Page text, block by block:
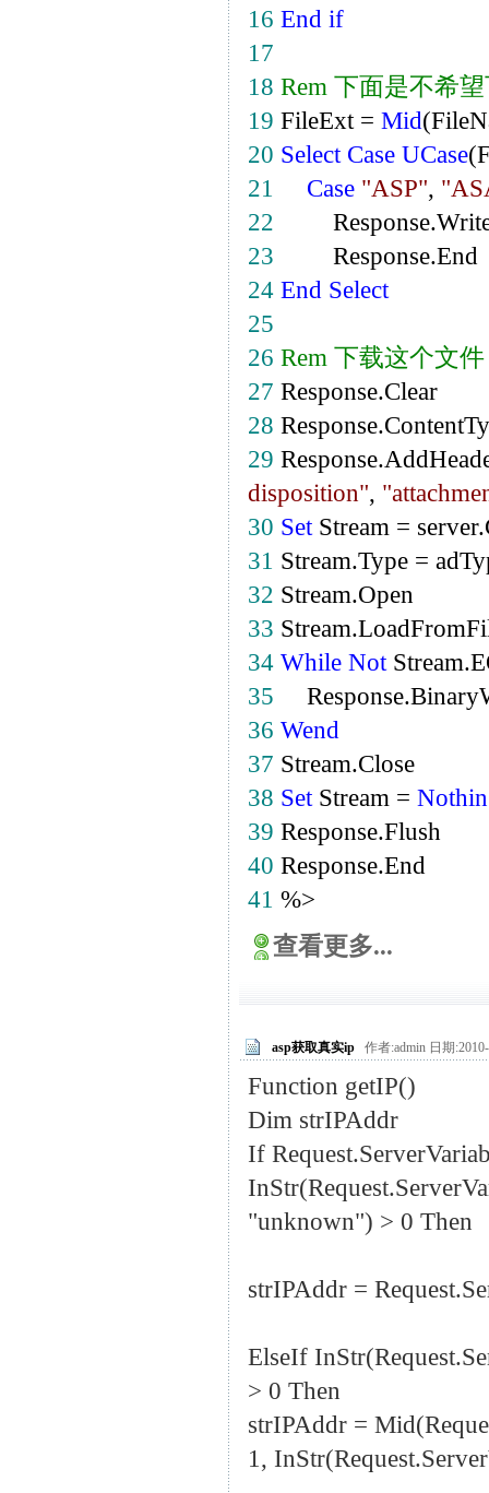
16 End if
17
18 Rem 下面是不希
19 FileExt = Mid
20 Select Case UCase
21
Case "ASP", "
22
23
Response.End
24 End Select
25
26 Rem 下载这个文件
27 Response.Clear
28
29
disposition", "
30 Set Stream =
31 Stream.Type =
32 Stream.Open
33
34 While Not
35
36 Wend
37 Stream.Close
38 Set Stream =
39 Response.Flush
40 Response.End
41 %>
查看更多...
asp获取真实ip 作者:admin 日期
Function getIP()
Dim strIPAddr
If
"unknown") > 0 Then
strIPAddr =
ElseIf
> 0 Then
strIPAddr =
1,